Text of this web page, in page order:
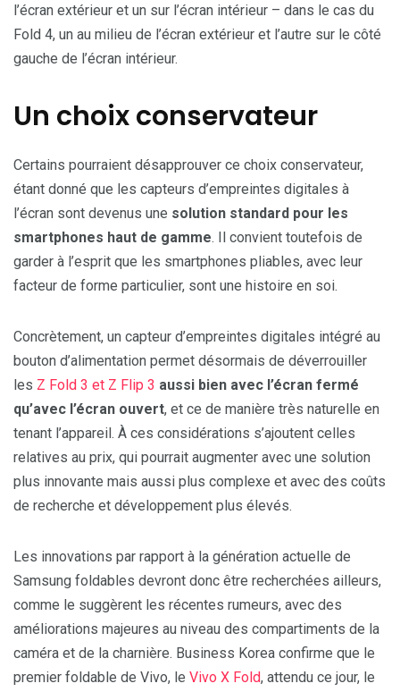
l’écran extérieur et un sur l’écran intérieur – dans le cas du
Fold 4, un au milieu de l’écran extérieur et l’autre sur le côté
gauche de l’écran intérieur.
Un choix conservateur
Certains pourraient désapprouver ce choix conservateur,
étant donné que les capteurs d’empreintes digitales à
l’écran sont devenus une solution standard pour les
smartphones haut de gamme. Il convient toutefois de
garder à l’esprit que les smartphones pliables, avec leur
facteur de forme particulier, sont une histoire en soi.
Concrètement, un capteur d’empreintes digitales intégré au
bouton d’alimentation permet désormais de déverrouiller
les Z Fold 3 et Z Flip 3 aussi bien avec l’écran fermé
qu’avec l’écran ouvert, et ce de manière très naturelle en
tenant l’appareil. À ces considérations s’ajoutent celles
relatives au prix, qui pourrait augmenter avec une solution
plus innovante mais aussi plus complexe et avec des coûts
de recherche et développement plus élevés.
Les innovations par rapport à la génération actuelle de
Samsung foldables devront donc être recherchées ailleurs,
comme le suggèrent les récentes rumeurs, avec des
améliorations majeures au niveau des compartiments de la
caméra et de la charnière. Business Korea confirme que le
premier foldable de Vivo, le Vivo X Fold, attendu ce jour, le